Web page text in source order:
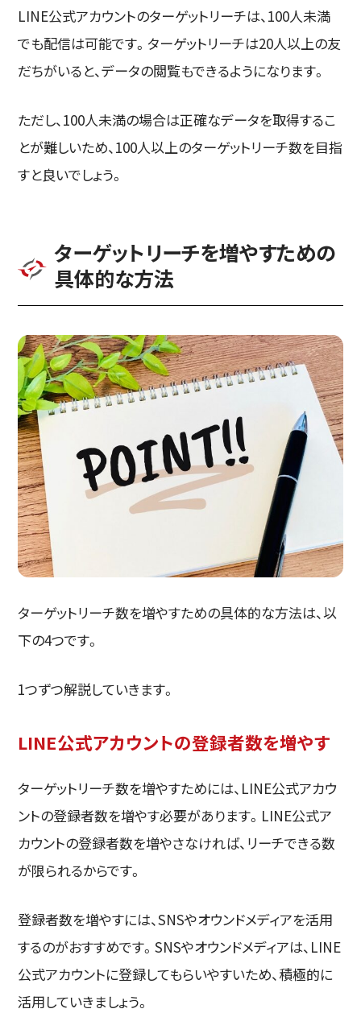
LINE公式アカウントのターゲットリーチは、100人未満
でも配信は可能です。ターゲットリーチは20人以上の友
だちがいると、データの閲覧もできるようになります。
ただし、100人未満の場合は正確なデータを取得するこ
とが難しいため、100人以上のターゲットリーチ数を目指
すと良いでしょう。
ターゲットリーチを増やすための
具体的な方法
ターゲットリーチ数を増やすための具体的な方法は、以
下の4つです。
1つずつ解説していきます。
LINE公式アカウントの登録者数を増やす
ターゲットリーチ数を増やすためには、LINE公式アカウ
ントの登録者数を増やす必要があります。LINE公式ア
カウントの登録者数を増やさなければ、リーチできる数
が限られるからです。
登録者数を増やすには、SNSやオウンドメディアを活用
するのがおすすめです。SNSやオウンドメディアは、LINE
公式アカウントに登録してもらいやすいため、積極的に
活用していきましょう。